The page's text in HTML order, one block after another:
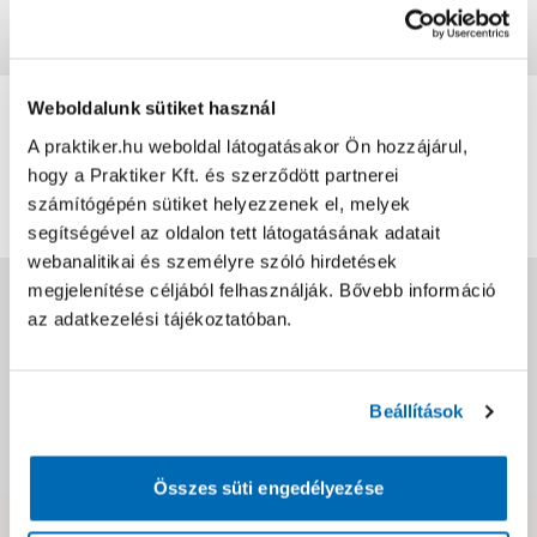
Weboldalunk sütiket használ
A praktiker.hu weboldal látogatásakor Ön hozzájárul,
hogy a Praktiker Kft. és szerződött partnerei
számítógépén sütiket helyezzenek el, melyek
segítségével az oldalon tett látogatásának adatait
webanalitikai és személyre szóló hirdetések
megjelenítése céljából felhasználják. Bővebb információ
az adatkezelési tájékoztatóban.
Beállítások
Összes süti engedélyezése
0
Értékelés írása
Jótállás, szavatosság
Dokumentumok, felelős személy